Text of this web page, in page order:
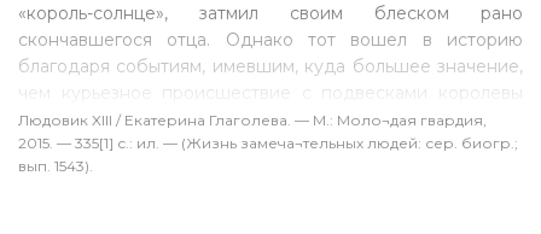
«король-солнце», затмил своим блеском рано
скончавшегося отца. Однако тот вошел в историю
благодаря событиям, имевшим, куда большее значение,
чем курьезное происшествие с подвесками королевы
Анны. Полководец, реформатор, композитор, ку­линар,
кузнец, парфюмер — немногие власть имущие могли
похвастаться такой широтой интересов. Его правление
Людовик XIII / Екатерина Глаголева. — М.: Моло¬дая гвардия,
2015. — 335[1] с.: ил. — (Жизнь замеча¬тельных людей: сер. биогр.;
вып. 1543).